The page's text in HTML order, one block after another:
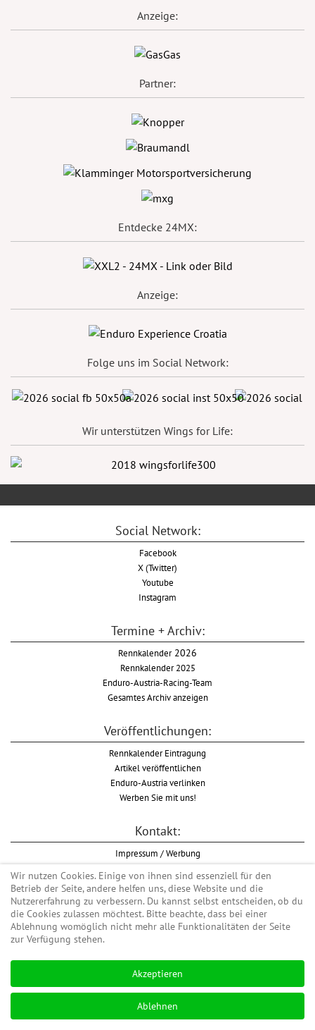
Anzeige:
Partner:
Entdecke 24MX:
Anzeige:
Folge uns im Social Network:
Wir unterstützen Wings for Life:
Social Network:
Facebook
X (Twitter)
Youtube
Instagram
Termine + Archiv:
Rennkalender2026
Rennkalender 2025
Enduro-Austria-Racing-Team
Gesamtes Archiv anzeigen
Veröffentlichungen:
Rennkalender Eintragung
Artikel veröffentlichen
Enduro-Austria verlinken
Werben Sie mit uns!
Kontakt:
Impressum / Werbung
Datenschutzinformation
Informationspflicht WKO
AGB
Begriff "Enduro" auf Wikipedia
#enduroaustria, #wirlebenenduro #enduroaustriaracingteam
Enduro-Austria, Enduro, Endurosport, Endurocross, Endurotraining, Endurotouren,
Endurorennen, Hardenduro, Extreme Enduro
Wir nutzen Cookies. Einige von ihnen sind essenziell für den
Betrieb der Seite, andere helfen uns, diese Website und die
Nutzererfahrung zu verbessern. Du kannst selbst entscheiden, ob du
die Cookies zulassen möchtest. Bitte beachte, dass bei einer
Ablehnung womöglich nicht mehr alle Funktionalitäten der Seite
zur Verfügung stehen.
Akzeptieren
Ablehnen